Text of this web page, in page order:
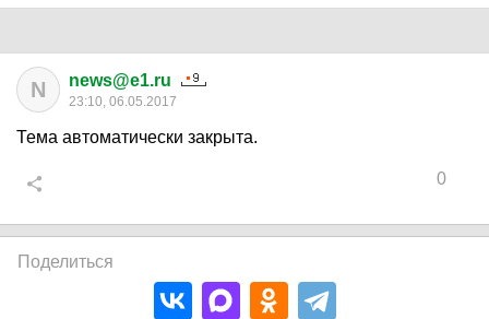
N news@e1.ru
23:10, 06.05.2017
Тема автоматически закрыта.
0
Поделиться